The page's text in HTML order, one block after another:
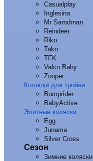
Casualplay
Inglesina
Mr Samdman
Reindeer
Riko
Tako
TFK
Valco Baby
Zooper
Коляски для тройни
Bumprider
BabyActive
Элитные коляски
Egg
Junama
Silver Cross
Сезон
Зимние коляски